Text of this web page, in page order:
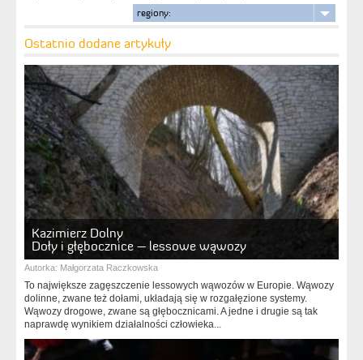
regiony:
Ostatnio dodane artykuły
Kazimierz Dolny
Doły i głębocznice – lessowe wąwozy
Autorka: Małgorzata Raczkowska
To największe zagęszczenie lessowych wąwozów w Europie. Wąwozy
dolinne, zwane też dołami, układają się w rozgałęzione systemy.
Wąwozy drogowe, zwane są głębocznicami. A jedne i drugie są tak
naprawdę wynikiem działalności człowieka...